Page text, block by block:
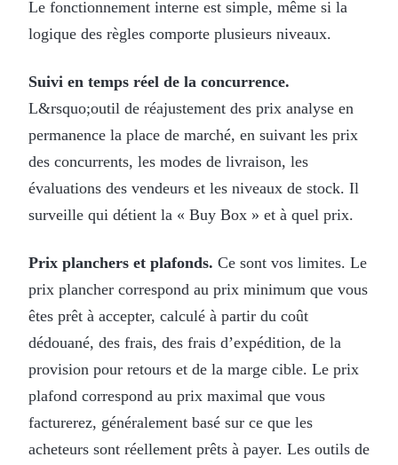
Le fonctionnement interne est simple, même si la
logique des règles comporte plusieurs niveaux.
Suivi en temps réel de la concurrence.
L&rsquo;outil de réajustement des prix analyse en
permanence la place de marché, en suivant les prix
des concurrents, les modes de livraison, les
évaluations des vendeurs et les niveaux de stock. Il
surveille qui détient la « Buy Box » et à quel prix.
Prix planchers et plafonds. Ce sont vos limites. Le
prix plancher correspond au prix minimum que vous
êtes prêt à accepter, calculé à partir du coût
dédouané, des frais, des frais d’expédition, de la
provision pour retours et de la marge cible. Le prix
plafond correspond au prix maximal que vous
facturerez, généralement basé sur ce que les
acheteurs sont réellement prêts à payer. Les outils de